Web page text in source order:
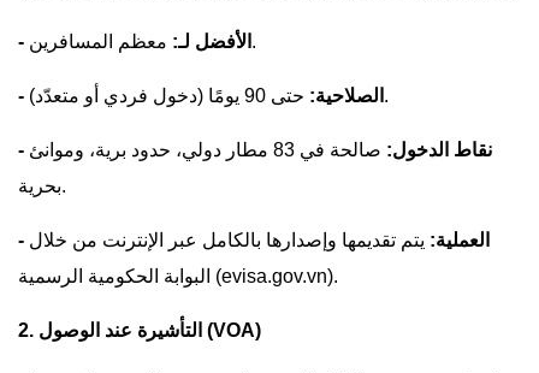
- الأفضل لـ: معظم المسافرين.
- الصلاحية: حتى 90 يومًا (دخول فردي أو متعدّد).
- نقاط الدخول:
صالحة في 83 مطار دولي، حدود برية، وموانئ
بحرية.
- العملية: يتم تقديمها وإصدارها بالكامل عبر الإنترنت من خلال
البوابة الحكومية الرسمية (evisa.gov.vn).
2. التأشيرة عند الوصول (VOA)